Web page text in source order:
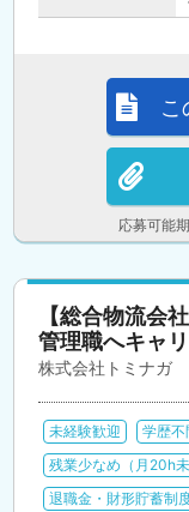
応募可能
こ
【総合物流会
管理職へキャ
株式会社トミナガ
未経験歓迎 学歴不
残業少なめ（月20h未
退職金・財形貯蓄制